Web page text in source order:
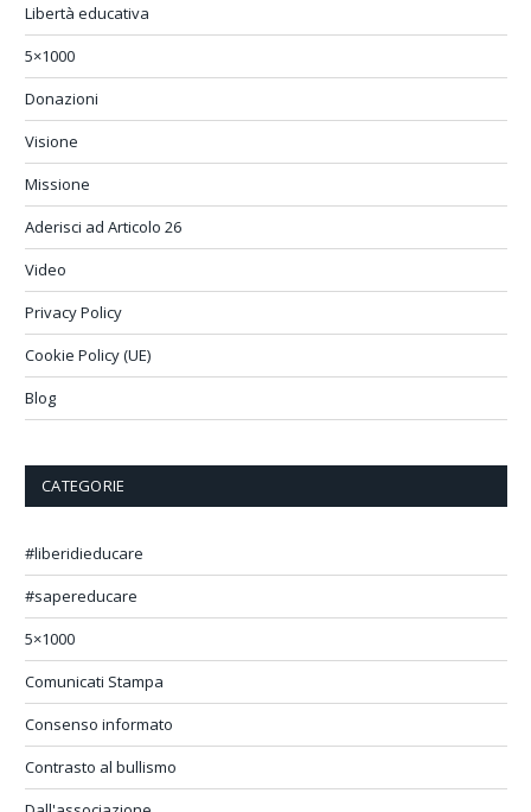
Libertà educativa
5×1000
Donazioni
Visione
Missione
Aderisci ad Articolo 26
Video
Privacy Policy
Cookie Policy (UE)
Blog
CATEGORIE
#liberidieducare
#sapereducare
5×1000
Comunicati Stampa
Consenso informato
Contrasto al bullismo